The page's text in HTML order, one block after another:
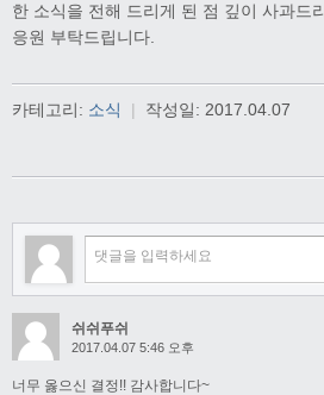
한 소식을 전해 드리게 된 점 깊이 사과드
응원 부탁드립니다.
카테고리: 소식 | 작성일: 2017.04.07
쉬쉬푸쉬
2017.04.07 5:46 오후
너무 옳으신 결정!! 감사합니다~